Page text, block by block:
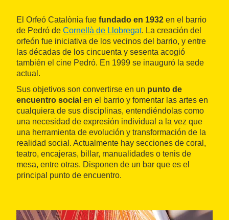
El Orfeó Catalònia fue fundado en 1932 en el barrio
de Pedró de Cornellà de Llobregat. La creación del
orfeón fue iniciativa de los vecinos del barrio, y entre
las décadas de los cincuenta y sesenta acogió
también el cine Pedró. En 1999 se inauguró la sede
actual.
Sus objetivos son convertirse en un punto de
encuentro social en el barrio y fomentar las artes en
cualquiera de sus disciplinas, entendiéndolas como
una necesidad de expresión individual a la vez que
una herramienta de evolución y transformación de la
realidad social. Actualmente hay secciones de coral,
teatro, encajeras, billar, manualidades o tenis de
mesa, entre otras. Disponen de un bar que es el
principal punto de encuentro.